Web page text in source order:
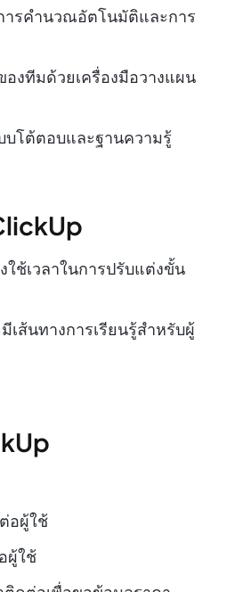
ารคำนวณอัตโนมัติและการ
งทีมด้วยเครื่องมือวางแผน
บโต้ตอบและฐานความรู้
ใช้เวลาในการปรับแต่งขั้น
ส้นทางการเรียนรู้สำหรับผู้
อผู้ใช้
ผู้ใช้